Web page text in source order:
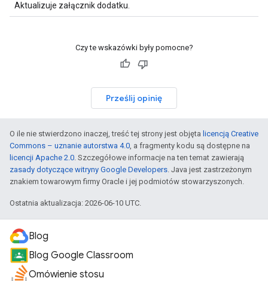
Aktualizuje załącznik dodatku.
Czy te wskazówki były pomocne?
Prześlij opinię
O ile nie stwierdzono inaczej, treść tej strony jest objęta licencją Creative
Commons – uznanie autorstwa 4.0, a fragmenty kodu są dostępne na
licencji Apache 2.0. Szczegółowe informacje na ten temat zawierają
zasady dotyczące witryny Google Developers. Java jest zastrzeżonym
znakiem towarowym firmy Oracle i jej podmiotów stowarzyszonych.
Ostatnia aktualizacja: 2026-06-10 UTC.
Blog
Blog Google Classroom
Omówienie stosu